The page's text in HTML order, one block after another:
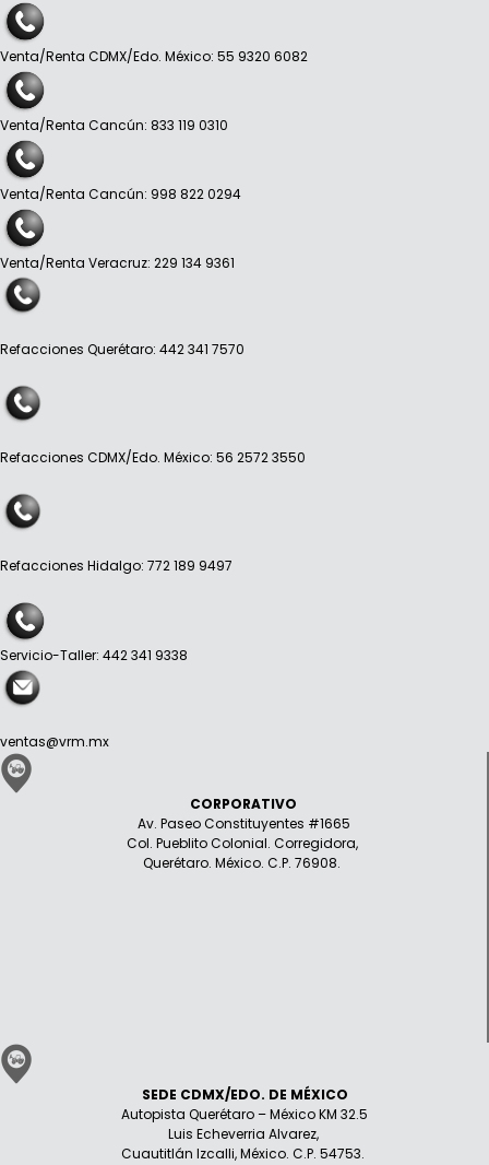
Venta/Renta CDMX/Edo. México: 55 9320 6082
Venta/Renta Cancún: 833 119 0310
Venta/Renta Cancún: 998 822 0294
Venta/Renta Veracruz: 229 134 9361
Refacciones Querétaro: 442 341 7570
Refacciones CDMX/Edo. México: 56 2572 3550
Refacciones Hidalgo: 772 189 9497
Servicio-Taller: 442 341 9338
ventas@vrm.mx
CORPORATIVO
Av. Paseo Constituyentes #1665
Col. Pueblito Colonial. Corregidora,
Querétaro. México. C.P. 76908.
SEDE CDMX/EDO. DE MÉXICO
Autopista Querétaro – México KM 32.5
Luis Echeverria Alvarez,
Cuautitlán Izcalli, México. C.P. 54753.